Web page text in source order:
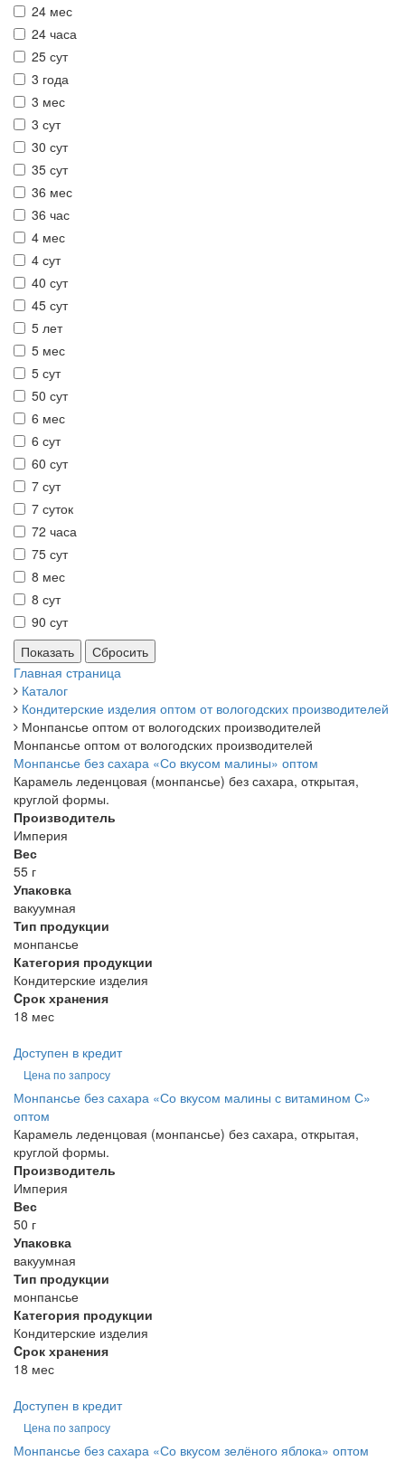
24 мес
24 часа
25 сут
3 года
3 мес
3 сут
30 сут
35 сут
36 мес
36 час
4 мес
4 сут
40 сут
45 сут
5 лет
5 мес
5 сут
50 сут
6 мес
6 сут
60 сут
7 сут
7 суток
72 часа
75 сут
8 мес
8 сут
90 сут
Главная страница
Каталог
Кондитерские изделия оптом от вологодских производителей
Монпансье оптом от вологодских производителей
Монпансье оптом от вологодских производителей
Монпансье без сахара «Со вкусом малины» оптом
Карамель леденцовая (монпансье) без сахара, открытая,
круглой формы.
Производитель
Империя
Вес
55 г
Упаковка
вакуумная
Тип продукции
монпансье
Категория продукции
Кондитерские изделия
Cрок хранения
18 мес
Доступен в кредит
Цена по запросу
Монпансье без сахара «Со вкусом малины с витамином С»
оптом
Карамель леденцовая (монпансье) без сахара, открытая,
круглой формы.
Производитель
Империя
Вес
50 г
Упаковка
вакуумная
Тип продукции
монпансье
Категория продукции
Кондитерские изделия
Cрок хранения
18 мес
Доступен в кредит
Цена по запросу
Монпансье без сахара «Со вкусом зелёного яблока» оптом